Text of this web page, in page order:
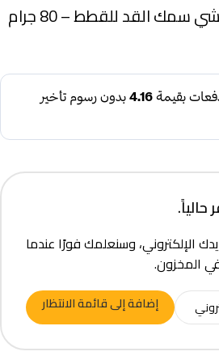
القد للقطط – 80 جرام
الإلكتروني، وسنعلمك فورًا عندما
المخزون.
إضافة إلى قائمة الانتظار